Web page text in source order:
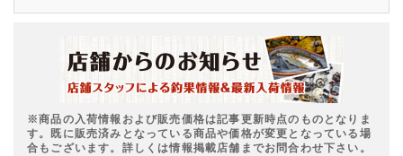
※商品の入荷情報および販売価格は記事更新時点のものとなりま
す。既に販売済みとなっている商品や価格が変更となっている場
合もございます。詳しくは情報掲載店舗までお問合わせ下さい。